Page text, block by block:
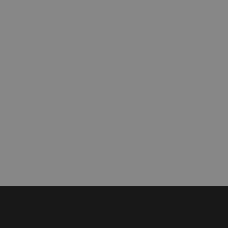
come
il bilanciamento
del
stesso server